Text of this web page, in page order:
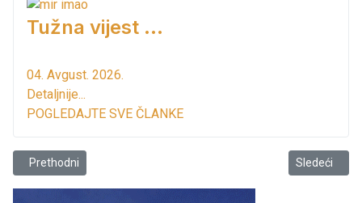
Tužna vijest ...
04. Avgust. 2026.
Detaljnije...
POGLEDAJTE SVE ČLANKE
Prethodni članak: Buba Knežević Tomić i Milica Maja Leković
Prethodni Sledeći
Sledeći